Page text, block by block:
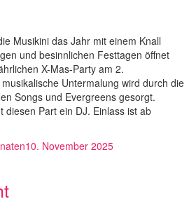
Musikini das Jahr mit einem Knall
und besinnlichen Festtagen öffnet
X-Mas-Party am 2.
Untermalung wird durch die
Songs und Evergreens gesorgt.
diesen Part ein DJ. Einlass ist ab
10. November 2025